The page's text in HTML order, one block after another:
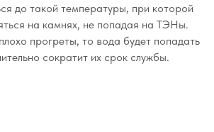
до такой температуры, при которой
на камнях, не попадая на ТЭНы.
прогреты, то вода будет попадать
сократит их срок службы.